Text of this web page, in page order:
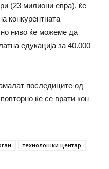
(23 милиони евра), ќе
конкурентната
ниво ќе можеме да
едукација за 40.000
последиците од
ќе се врати кон
технолошки центар